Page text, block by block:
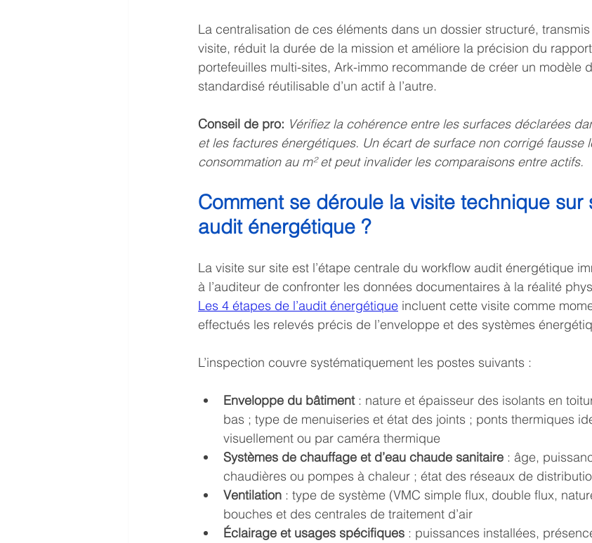
La centralisation de ces éléments dans un dossier structuré, transmis
visite, réduit la durée de la mission et améliore la précision du
portefeuilles multi-sites, Ark-immo recommande de créer un modèle
standardisé réutilisable d’un actif à l’autre.
Conseil de pro: Vérifiez la cohérence entre les surfaces déclarées
et les factures énergétiques. Un écart de surface non corrigé fausse
consommation au m² et peut invalider les comparaisons entre actifs.
Comment se déroule la visite technique sur
audit énergétique ?
La visite sur site est l’étape centrale du workflow audit énergétique
à l’auditeur de confronter les données documentaires à la réalité
Les 4 étapes de l’audit énergétique incluent cette visite comme
effectués les relevés précis de l’enveloppe et des systèmes
L’inspection couvre systématiquement les postes suivants :
Enveloppe du bâtiment : nature et épaisseur des isolants en
bas ; type de menuiseries et état des joints ; ponts thermiques
visuellement ou par caméra thermique
Systèmes de chauffage et d’eau chaude sanitaire : âge,
chaudières ou pompes à chaleur ; état des réseaux de
Ventilation : type de système (VMC simple flux, double flux,
bouches et des centrales de traitement d’air
Éclairage et usages spécifiques : puissances installées,